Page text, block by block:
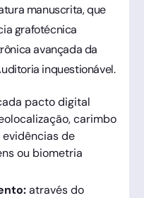
manuscrita, que
grafotécnica
avançada da
inquestionável.
pacto digital
carimbo
de
ou biometria
através do